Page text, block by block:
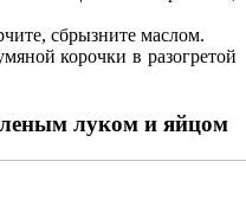
сбрызните маслом.
корочки в разогретой
луком и яйцом